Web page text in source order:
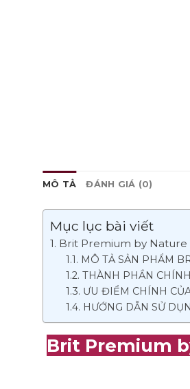
MÔ TẢ ĐÁNH GIÁ (0)
Mục lục bài viết
Brit Premium by Nature
MÔ TẢ SẢN PHẨM
THÀNH PHẦN
ƯU ĐIỂM CHÍNH
HƯỚNG DẪN SỬ
Brit Premium